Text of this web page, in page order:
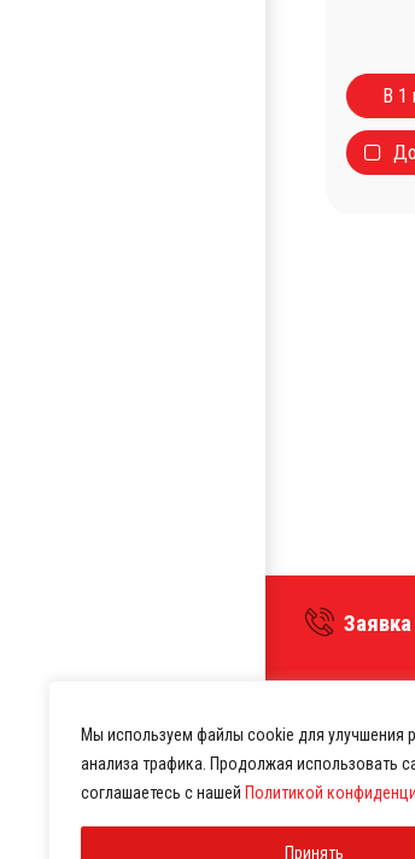
Мы используем файлы cookie для улучшения
анализа трафика. Продолжая использовать
соглашаетесь с нашей Политикой
Принять
В 1